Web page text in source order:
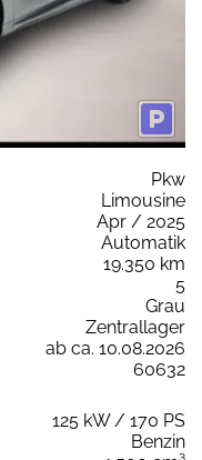
Pkw
Limousine
Apr / 2025
Automatik
19.350 km
5
Grau
Zentrallager
ab ca. 10.08.2026
60632
125 kW / 170 PS
Benzin